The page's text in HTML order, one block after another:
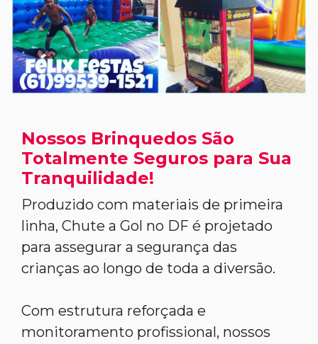
Nossos Brinquedos São
Totalmente Seguros para Sua
Tranquilidade!
Produzido com materiais de primeira
linha, Chute a Gol no DF é projetado
para assegurar a segurança das
crianças ao longo de toda a diversão.
Com estrutura reforçada e
monitoramento profissional, nossos